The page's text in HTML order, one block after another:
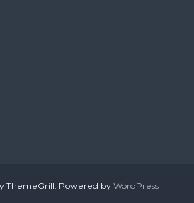
ThemeGrill. Powered byWordPress